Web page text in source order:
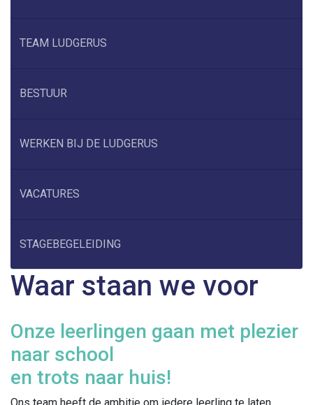
TEAM LUDGERUS
BESTUUR
WERKEN BIJ DE LUDGERUS
VACATURES
STAGEBEGELEIDING
Waar staan we voor
Onze leerlingen gaan met plezier
naar school
en trots naar huis!